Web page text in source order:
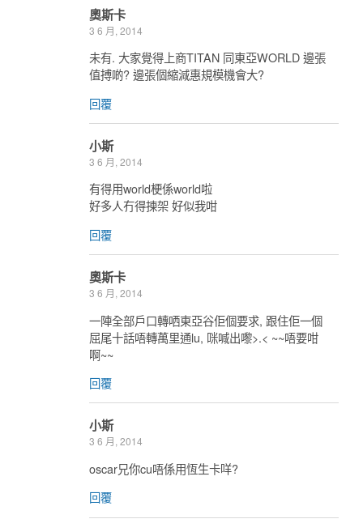
奧斯卡
3 6 月, 2014
未有. 大家覺得上商TITAN 同東亞WORLD 邊張
值搏啲? 邊張個縮減惠規模機會大?
回覆
小斯
3 6 月, 2014
有得用world梗係world啦
好多人冇得揀架 好似我咁
回覆
奧斯卡
3 6 月, 2014
一陣全部戶口轉哂東亞谷佢個要求, 跟住佢一個
屈尾十話唔轉萬里通lu, 咪喊出嚟>.< ~~唔要咁
啊~~
回覆
小斯
3 6 月, 2014
oscar兄你cu唔係用恆生卡咩?
回覆